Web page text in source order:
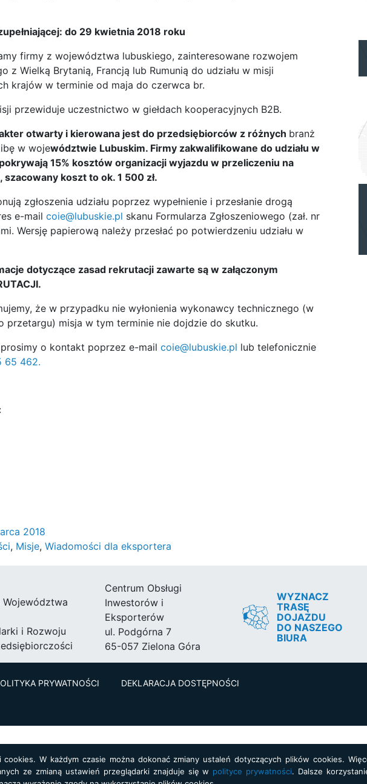
do 29 kwietnia 2018 roku
firmy z województwa lubuskiego, zainteresowane rozwojem
z Wielką Brytanią, Francją lub Rumunią do udziału w misji
krajów w terminie od maja do czerwca br.
przewiduje uczestnictwo w giełdach kooperacyjnych B2B.
otwarty i kierowana jest do przedsiębiorców z różnych branż
w województwie Lubuskim. Firmy zakwalifikowane do udziału w
15% kosztów organizacji wyjazdu w przeliczeniu na
koszt to ok. 1 500 zł.
zgłoszenia udziału poprzez wypełnienie i przesłanie drogą
e-mail coie@lubuskie.pl skanu Formularza Zgłoszeniowego (zał. nr
Wersję papierową należy przesłać po potwierdzeniu udziału w
dotyczące zasad rekrutacji zawarte są w załączonym
że w przypadku nie wyłonienia wykonawcy technicznego (w
przetargu) misja w tym terminie nie dojdzie do skutku.
o kontakt poprzez e-mail coie@lubuskie.pl lub telefonicznie
65 462.
2018
, Misje, Wiadomości dla eksportera
Województwa
i Rozwoju
Centrum Obsługi
Inwestorów i
Eksporterów
ul. Podgórna 7
65-057 Zielona Góra
WYZNACZ
TRASĘ
DOJAZDU
DO NASZEGO
BIURA
PRYWATNOŚCI DEKLARACJA DOSTĘPNOŚCI
W każdym czasie można dokonać zmiany ustaleń dotyczących plików cookies.
ze zmianą ustawień przeglądarki znajduje się w polityce prywatności. Dalsze